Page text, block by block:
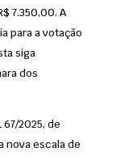
7.350,00. A
para a votação
siga
dos
2025, de
nova escala de